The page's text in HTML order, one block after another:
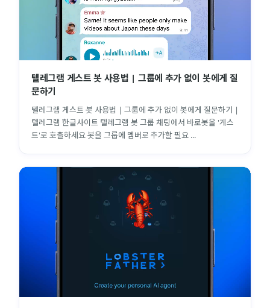
텔레그램 게스트 봇 사용법 | 그룹에 추가 없이 봇에게 질
문하기
텔레그램 게스트 봇 사용법 | 그룹에 추가 없이 봇에게 질문하기 |
텔레그램 한글사이트 텔레그램 봇 그룹 채팅에서 바로봇을 '게스
트'로 호출하세요 봇을 그룹에 멤버로 추가할 필요 ...